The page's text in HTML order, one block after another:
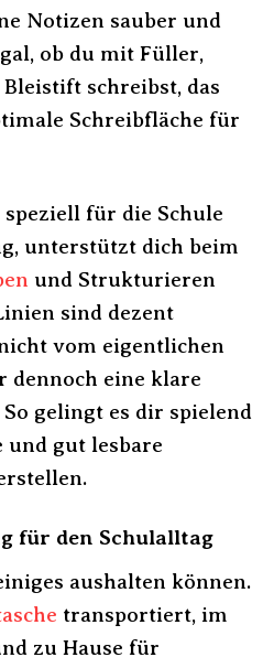
Notizen sauber und
ob du mit Füller,
schreibst, das
Schreibfläche für
für die Schule
unterstützt dich beim
und Strukturieren
sind dezent
vom eigentlichen
dennoch eine klare
gelingt es dir spielend
gut lesbare
für den Schulalltag
aushalten können.
transportiert, im
zu Hause für